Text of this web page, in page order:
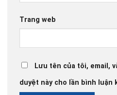
Trang web
Lưu tên của tôi, email,
duyệt này cho lần bình luận